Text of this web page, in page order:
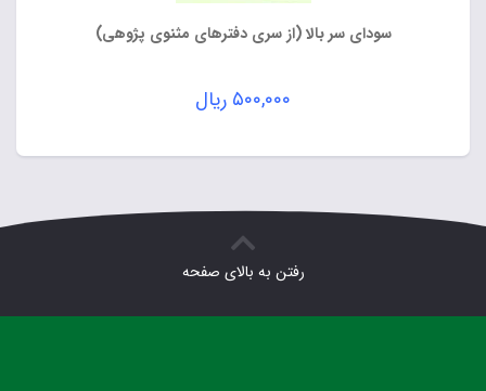
سودای سر بالا (از سری دفترهای مثنوی پژوهی)
۵۰۰,۰۰۰ ریال
رفتن به بالای صفحه